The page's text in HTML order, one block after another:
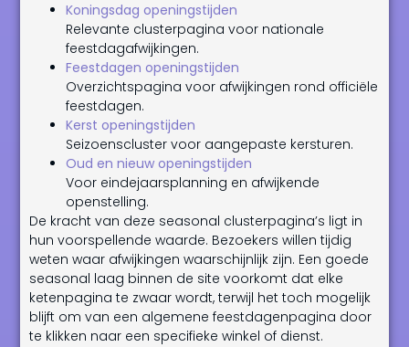
Koningsdag openingstijden
Relevante clusterpagina voor nationale
feestdagafwijkingen.
Feestdagen openingstijden
Overzichtspagina voor afwijkingen rond officiële
feestdagen.
Kerst openingstijden
Seizoenscluster voor aangepaste kersturen.
Oud en nieuw openingstijden
Voor eindejaarsplanning en afwijkende
openstelling.
De kracht van deze seasonal clusterpagina’s ligt in
hun voorspellende waarde. Bezoekers willen tijdig
weten waar afwijkingen waarschijnlijk zijn. Een goede
seasonal laag binnen de site voorkomt dat elke
ketenpagina te zwaar wordt, terwijl het toch mogelijk
blijft om van een algemene feestdagenpagina door
te klikken naar een specifieke winkel of dienst.